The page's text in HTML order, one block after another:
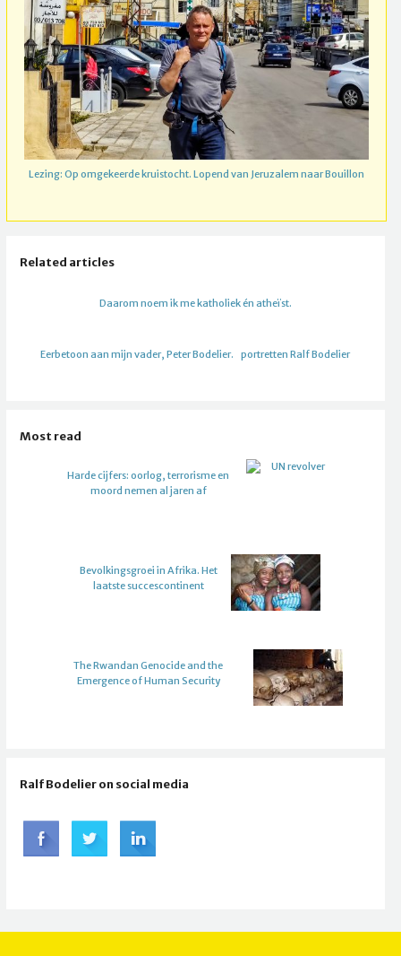
Lezing: Op omgekeerde kruistocht. Lopend van Jeruzalem naar Bouillon
Related articles
Daarom noem ik me katholiek én atheïst.
Eerbetoon aan mijn vader, Peter Bodelier. portretten Ralf Bodelier
Most read
Harde cijfers: oorlog, terrorisme en
moord nemen al jaren af
Bevolkingsgroei in Afrika. Het
laatste succescontinent
The Rwandan Genocide and the
Emergence of Human Security
Ralf Bodelier on social media